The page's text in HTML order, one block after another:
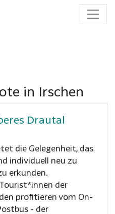
in Irschen
Drautal
die Gelegenheit, das
individuell neu zu
erkunden.
der
profitieren vom On-
- der